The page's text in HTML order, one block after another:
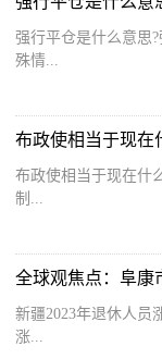
强行平仓是什么意思
殊情...
布政使相当于现在
布政使相当于现在什
制...
新疆2023年退休人员
涨...